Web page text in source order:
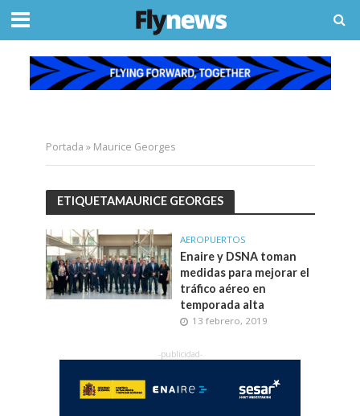
Portada » Maurice Georges
ETIQUETAMAURICE GEORGES
AEROPUERTOS
Enaire y DSNA toman
medidas para mejorar el
tráfico aéreo en
temporada alta
13 febrero, 2019